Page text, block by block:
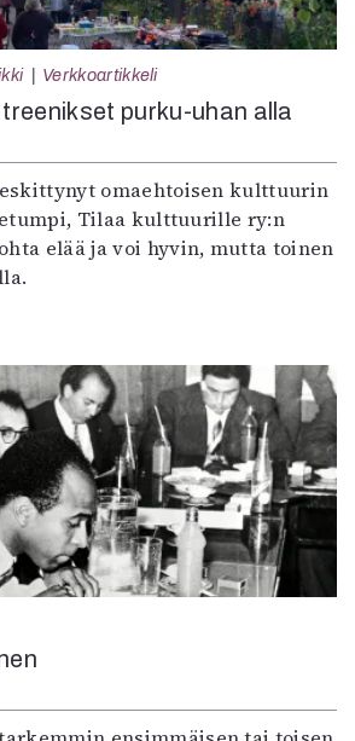
Verkkoartikkeli
purku-uhan alla
omaehtoisen kulttuurin
Tilaa kulttuurille ry:n
elää ja voi hyvin, mutta toinen